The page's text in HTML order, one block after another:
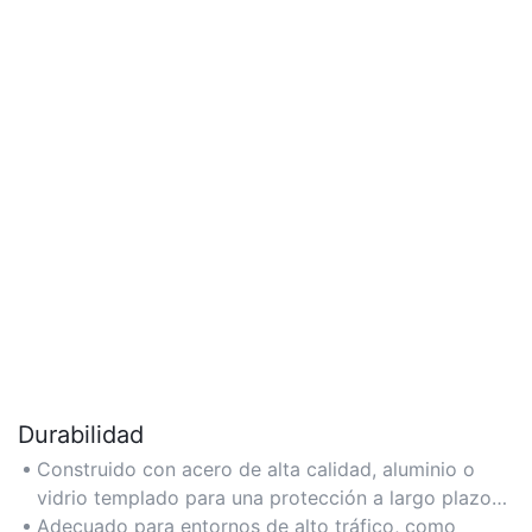
Durabilidad
Construido con acero de alta calidad, aluminio o
vidrio templado para una protección a largo plazo
contra el polvo, los impactos y el calor.
Adecuado para entornos de alto tráfico, como